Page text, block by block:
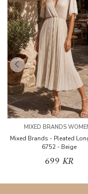
MIXED BRANDS
Mixed Brands - Pleated
6752 - Beige
699 KR